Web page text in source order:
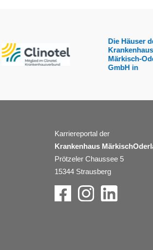
Krankenhaus
Märkisch-Oderland
GmbH in
Karriereportal der
Krankenhaus
Prötzeler Chaussee 5
15344 Strausberg